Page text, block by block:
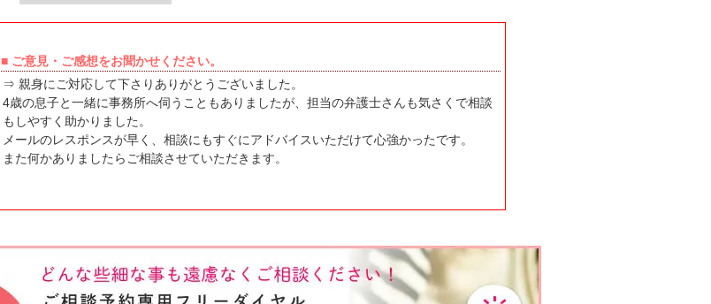
■ ご意見・ご感想をお聞かせください。
⇒ 親身にご対応して下さりありがとうございました。
4歳の息子と一緒に事務所へ伺うこともありましたが、担当の弁護士さんも気さくで相談
もしやすく助かりました。
メールのレスポンスが早く、相談にもすぐにアドバイスいただけて心強かったです。
また何かありましたらご相談させていただきます。